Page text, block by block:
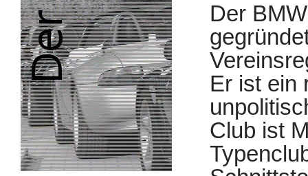
Der
Er ist ein
Club ist